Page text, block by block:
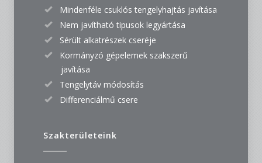
Mindenféle csuklós tengelyhajtás javítása
Nem javítható tipusok legyártása
Sérült alkatrészek cseréje
Kormányzó gépelemek szakszerű
javítása
Tengelytáv módosítás
Differenciálmű csere
Szakterületeink